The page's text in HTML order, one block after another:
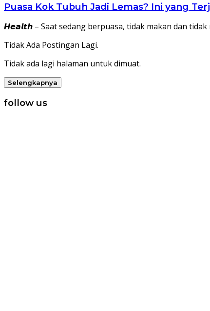
Puasa Kok Tubuh Jadi Lemas? Ini yang
𝙃𝙚𝙖𝙡𝙩𝙝 – Saat sedang berpuasa, tidak makan dan
Tidak Ada Postingan Lagi.
Tidak ada lagi halaman untuk dimuat.
Selengkapnya
follow us